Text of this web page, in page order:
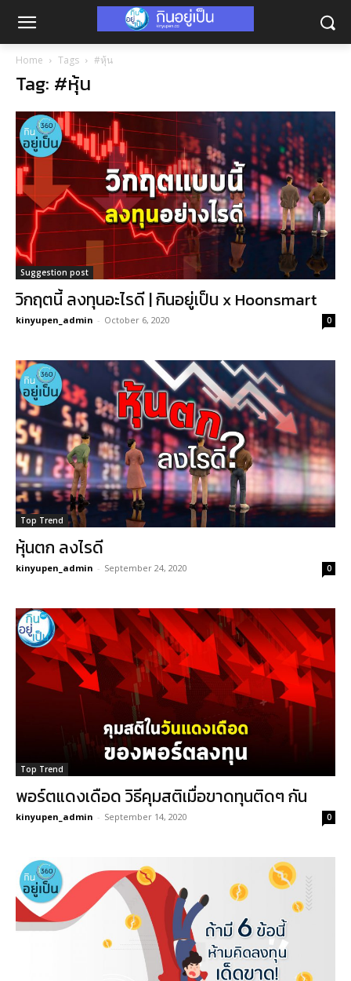
Home Tags #หุ้น
Tag: #หุ้น
Suggestion post
วิกฤตนี้ ลงทุนอะไรดี | กินอยู่เป็น x Hoonsmart
kinyupen_admin - October 6, 2020 0
Top Trend
หุ้นตก ลงไรดี
kinyupen_admin - September 24, 2020 0
Top Trend
พอร์ตแดงเดือด วิธีคุมสติเมื่อขาดทุนติดๆ กัน
kinyupen_admin - September 14, 2020 0